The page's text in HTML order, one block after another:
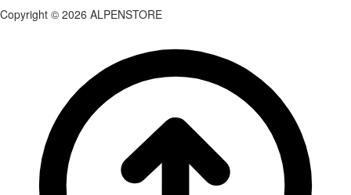
Copyright © 2026 ALPENSTORE